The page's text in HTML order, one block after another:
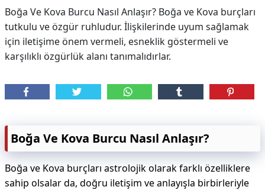
Boğa Ve Kova Burcu Nasıl Anlaşır? Boğa ve Kova burçları
tutkulu ve özgür ruhludur. İlişkilerinde uyum sağlamak
için iletişime önem vermeli, esneklik göstermeli ve
karşılıklı özgürlük alanı tanımalıdırlar.
Boğa Ve Kova Burcu Nasıl Anlaşır?
Boğa ve Kova burçları astrolojik olarak farklı özelliklere
sahip olsalar da, doğru iletişim ve anlayışla birbirleriyle